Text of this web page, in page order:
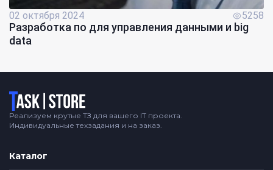
02 октября 2024 5258
Разработка по для управления данными и big
data
Логотип
Реализуем крутые ТЗ для вашего IT проекта.
Индивидуальные техзадания и на заказ.
Каталог